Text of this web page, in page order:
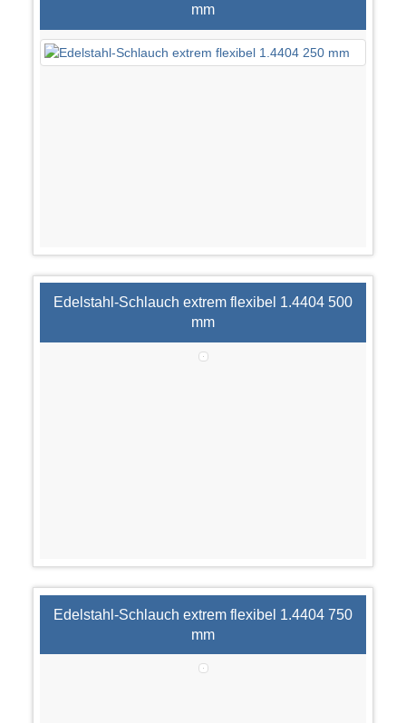
mm
Edelstahl-Schlauch extrem flexibel 1.4404 500
mm
Edelstahl-Schlauch extrem flexibel 1.4404 750
mm